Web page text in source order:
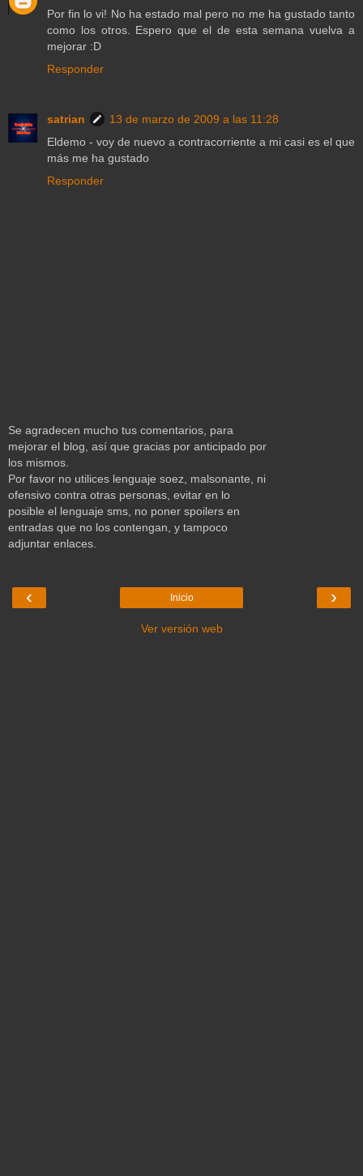
Por fin lo vi! No ha estado mal pero no me ha gustado tanto
como los otros. Espero que el de esta semana vuelva a
mejorar :D
Responder
satrian
13 de marzo de 2009 a las 11:28
Eldemo - voy de nuevo a contracorriente a mi casi es el que
más me ha gustado
Responder
Se agradecen mucho tus comentarios, para
mejorar el blog, así que gracias por anticipado por
los mismos.
Por favor no utilices lenguaje soez, malsonante, ni
ofensivo contra otras personas, evitar en lo
posible el lenguaje sms, no poner spoilers en
entradas que no los contengan, y tampoco
adjuntar enlaces.
‹ ›
Inicio
Ver versión web